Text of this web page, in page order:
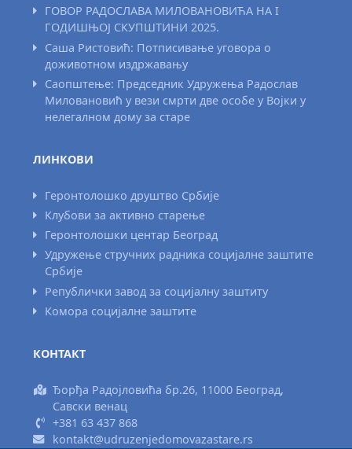
ГОВОР РАДОСЛАВА МИЛОВАНОВИЋА НА I
ГОДИШЊОЈ СКУПШТИНИ 2025.
Саша Ристовић: Потписивање уговора о
доживотном издржавању
Саопштење: Председник Удружења Радослав
Миловановић у вези смрти две особе у Војки у
нелегалном дому за старе
ЛИНКОВИ
Геронтолошко друштво Србије
Клубови за активно старење
Геронтолошки центар Београд
Удружење стручних радника социјалне заштите
Србије
Републички завод за социјалну заштиту
Комора социјалне заштите
КОНТАКТ
Ђорђа Радојловића бр.26, 11000 Београд,
Савски венац
+381 63 437 868
kontakt@udruzenjedomovazastare.rs